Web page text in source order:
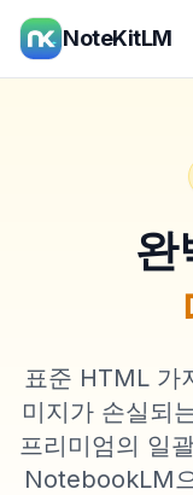
NoteKitLM
완
표준 HTML 가
미지가 손실되
프리미엄의 일
NotebookLM